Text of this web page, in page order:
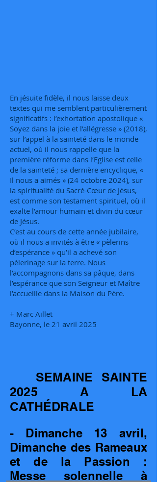
En jésuite fidèle, il nous laisse deux
textes qui me semblent particulièrement
significatifs : l’exhortation apostolique «
Soyez dans la joie et l’allégresse » (2018),
sur l’appel à la sainteté dans le monde
actuel, où il nous rappelle que la
première réforme dans l’Eglise est celle
de la sainteté ; sa dernière encyclique, «
Il nous a aimés » (24 octobre 2024), sur
la spiritualité du Sacré-Cœur de Jésus,
est comme son testament spirituel, où il
exalte l’amour humain et divin du cœur
de Jésus.
C’est au cours de cette année jubilaire,
où il nous a invités à être « pèlerins
d’espérance » qu’il a achevé son
pèlerinage sur la terre. Nous
l’accompagnons dans sa pâque, dans
l’espérance que son Seigneur et Maître
l’accueille dans la Maison du Père.
+ Marc Aillet
Bayonne, le 21 avril 2025
SEMAINE SAINTE
2025 A LA
CATHÉDRALE
- Dimanche 13 avril,
Dimanche des Rameaux
et de la Passion :
Messe solennelle à